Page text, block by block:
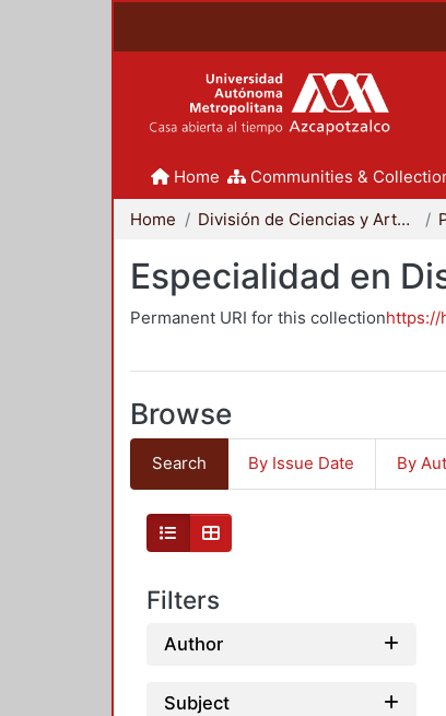
Home Communities &
Home División de Ciencias y Artes para el Diseño
Especialidad en
Permanent URI for this collectionhttps://
Browse
Search By Issue Date By
Filters
Author
Subject